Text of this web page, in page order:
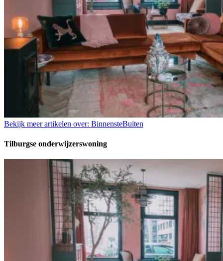
Bekijk meer artikelen over: BinnensteBuiten
Tilburgse onderwijzerswoning